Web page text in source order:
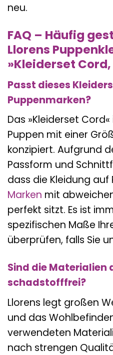
neu.
FAQ – Häufig
Llorens
»Kleiderset
Passt dieses
Puppenmarken?
Das »Kleiderset
Puppen mit einer
konzipiert. Aufgrund
Passform und
dass die Kleidung
Marken mit
perfekt sitzt. Es ist
spezifischen Maße
überprüfen, falls Sie
Sind die Materialien
schadstofffrei?
Llorens legt großen
und das
verwendeten
nach strengen